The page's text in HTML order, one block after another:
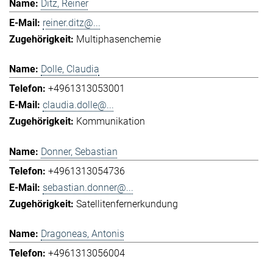
Ditz, Reiner
reiner.ditz@...
Multiphasenchemie
Dolle, Claudia
+4961313053001
claudia.dolle@...
Kommunikation
Donner, Sebastian
+4961313054736
sebastian.donner@...
Satellitenfernerkundung
Dragoneas, Antonis
+4961313056004